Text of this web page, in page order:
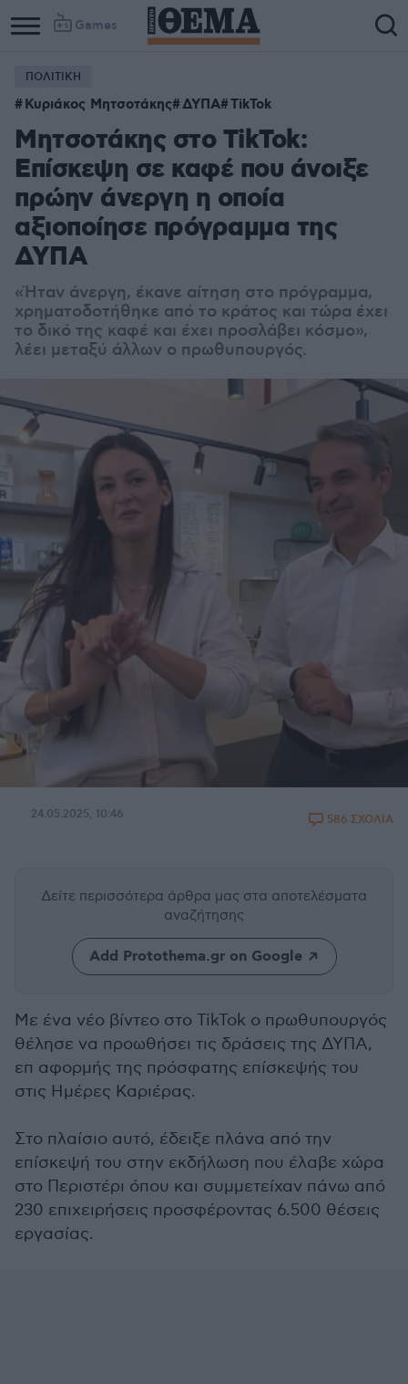
Games
ΠΟΛΙΤΙΚΗ
Κυριάκος Μητσοτάκης ΔΥΠΑ TikTok
Μητσοτάκης στο TikTok:
Επίσκεψη σε καφέ που άνοιξε
πρώην άνεργη η οποία
αξιοποίησε πρόγραμμα της
ΔΥΠΑ
«Ήταν άνεργη, έκανε αίτηση στο πρόγραμμα,
χρηματοδοτήθηκε από το κράτος και τώρα έχει
το δικό της καφέ και έχει προσλάβει κόσμο»,
λέει μεταξύ άλλων ο πρωθυπουργός.
24.05.2025, 10:46 586 ΣΧΟΛΙΑ
Δείτε περισσότερα άρθρα μας στα αποτελέσματα
αναζήτησης
Add Protothema.gr on Google
Με ένα νέο βίντεο στο TikTok ο πρωθυπουργός
θέλησε να προωθήσει τις δράσεις της ΔΥΠΑ,
επ αφορμής της πρόσφατης επίσκεψής του
στις Ημέρες Καριέρας.
Στο πλαίσιο αυτό, έδειξε πλάνα από την
επίσκεψή του στην εκδήλωση που έλαβε χώρα
στο Περιστέρι όπου και συμμετείχαν πάνω από
230 επιχειρήσεις προσφέροντας 6.500 θέσεις
εργασίας.